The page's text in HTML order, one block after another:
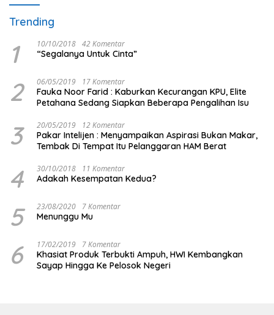
Trending
1 10/10/2018 42 Komentar
“Segalanya Untuk Cinta”
2 06/05/2019 17 Komentar
Fauka Noor Farid : Kaburkan Kecurangan KPU, Elite
Petahana Sedang Siapkan Beberapa Pengalihan Isu
3 20/05/2019 12 Komentar
Pakar Intelijen : Menyampaikan Aspirasi Bukan Makar,
Tembak Di Tempat Itu Pelanggaran HAM Berat
4 30/10/2018 11 Komentar
Adakah Kesempatan Kedua?
5 23/08/2020 7 Komentar
Menunggu Mu
6 17/02/2019 7 Komentar
Khasiat Produk Terbukti Ampuh, HWI Kembangkan
Sayap Hingga Ke Pelosok Negeri